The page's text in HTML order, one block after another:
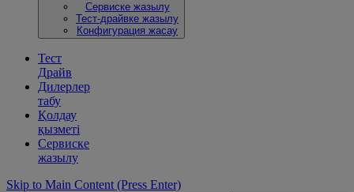
Сервиске жазылу
Тест-драйвке жазылу
Конфигурация жасау
Тест
Драйв
Дилерлер
табу
Қолдау
қызметі
Сервиске
жазылу
Skip to Main Content (Press Enter)